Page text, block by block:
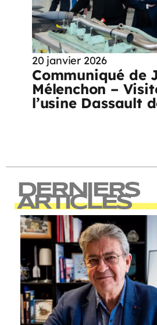
20 janvier 2026
Communiqué de
Mélenchon –
l’usine Dassault
DERNIERS
ARTICLES